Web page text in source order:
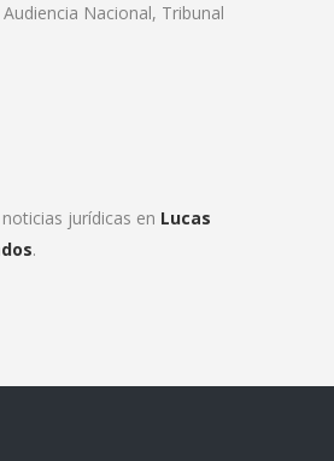
Audiencia Nacional, Tribunal
jurídicas en Lucas
.